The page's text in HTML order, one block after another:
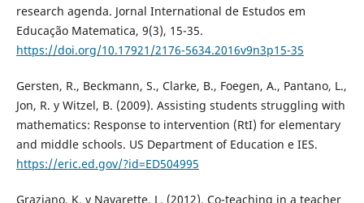
research agenda. Jornal International de Estudos em
Educação Matematica, 9(3), 15-35.
https://doi.org/10.17921/2176-5634.2016v9n3p15-35
Gersten, R., Beckmann, S., Clarke, B., Foegen, A., Pantano, L.,
Jon, R. y Witzel, B. (2009). Assisting students struggling with
mathematics: Response to intervention (RtI) for elementary
and middle schools. US Department of Education e IES.
https://eric.ed.gov/?id=ED504995
Graziano, K. y Navarette, L. (2012). Co-teaching in a teacher